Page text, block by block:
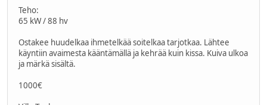
Teho:
65 kW / 88 hv
Ostakee huudelkaa ihmetelkää soitelkaa tarjotkaa. Lähtee
käyntiin avaimesta kääntämällä ja kehrää kuin kissa. Kuiva ulkoa
ja märkä sisältä.
1000€